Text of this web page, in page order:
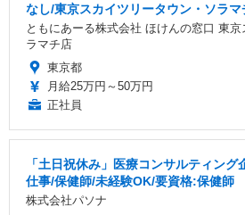
なし/東京スカイツリータウン・ソラマ
ともにあーる株式会社 ほけんの窓口 東
ラマチ店
東京都
月給25万円～50万円
正社員
「土日祝休み」医療コンサルティン
仕事/保健師/未経験OK/要資格:保健師
株式会社パソナ